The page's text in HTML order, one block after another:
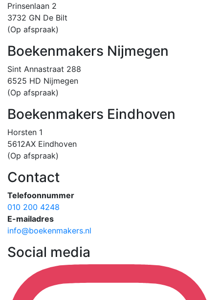
Prinsenlaan 2
3732 GN De Bilt
(Op afspraak)
Boekenmakers Nijmegen
Sint Annastraat 288
6525 HD Nijmegen
(Op afspraak)
Boekenmakers Eindhoven
Horsten 1
5612AX Eindhoven
(Op afspraak)
Contact
Telefoonnummer
010 200 4248
E-mailadres
info@boekenmakers.nl
Social media